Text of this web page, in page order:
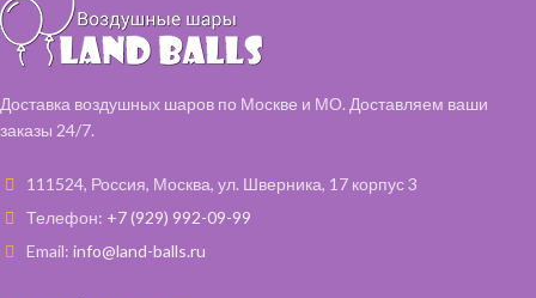
Доставка воздушных шаров по Москве и МО. Доставляем ваши
заказы 24/7.
111524, Россия, Москва, ул. Шверника, 17 корпус 3
Телефон: +7 (929) 992-09-99
Email: info@land-balls.ru